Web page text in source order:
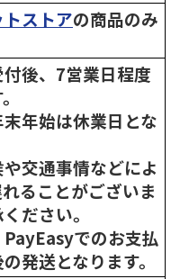
ストアの商品のみ
後、7営業日程度
年始は休業日とな
交通事情などによ
ることがございま
ださい。
でのお支払
発送となります。